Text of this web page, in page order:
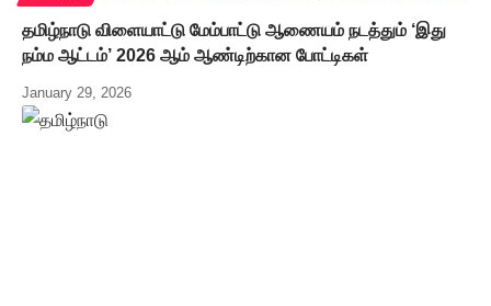
தமிழ்நாடு விளையாட்டு மேம்பாட்டு ஆணையம் நடத்தும் ‘இது
நம்ம ஆட்டம்’ 2026 ஆம் ஆண்டிற்கான போட்டிகள்
January 29, 2026